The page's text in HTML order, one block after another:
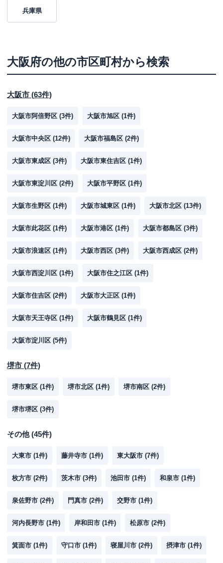
兵庫県
大阪府の他の市区町村から検索
大阪市 (63件)
大阪市阿倍野区 (3件) 大阪市旭区 (1件)
大阪市中央区 (12件) 大阪市福島区 (2件)
大阪市東成区 (3件) 大阪市東住吉区 (1件)
大阪市東淀川区 (2件) 大阪市平野区 (1件)
大阪市生野区 (1件) 大阪市城東区 (1件) 大阪市北区 (13件)
大阪市此花区 (1件) 大阪市港区 (1件) 大阪市都島区 (3件)
大阪市浪速区 (1件) 大阪市西区 (3件) 大阪市西成区 (2件)
大阪市西淀川区 (1件) 大阪市住之江区 (1件)
大阪市住吉区 (2件) 大阪市大正区 (1件)
大阪市天王寺区 (1件) 大阪市鶴見区 (1件)
大阪市淀川区 (5件)
堺市 (7件)
堺市東区 (1件) 堺市北区 (1件) 堺市南区 (2件)
堺市堺区 (3件)
その他(45件)
大東市 (1件) 藤井寺市 (1件) 東大阪市 (7件)
枚方市 (2件) 茨木市 (3件) 池田市 (1件) 和泉市 (1件)
泉佐野市 (2件) 門真市 (2件) 交野市 (1件)
河内長野市 (1件) 岸和田市 (1件) 松原市 (2件)
箕面市 (1件) 守口市 (1件) 寝屋川市 (2件) 摂津市 (1件)